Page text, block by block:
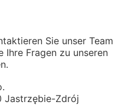
Sie unser Team
Fragen zu unseren
Jastrzębie-Zdrój